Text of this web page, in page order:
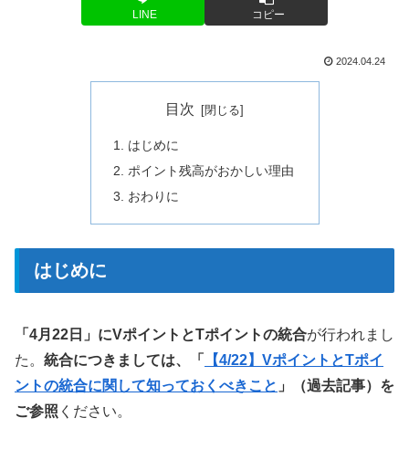
LINE コピー
2024.04.24
目次
はじめに
ポイント残高がおかしい理由
おわりに
はじめに
「4月22日」にVポイントとTポイントの統合が行われまし
た。 統合につきましては、「
【4/22】VポイントとTポイ
ントの統合に関して知っておくべきこと 」（過去記事）を
ご参照 ください。